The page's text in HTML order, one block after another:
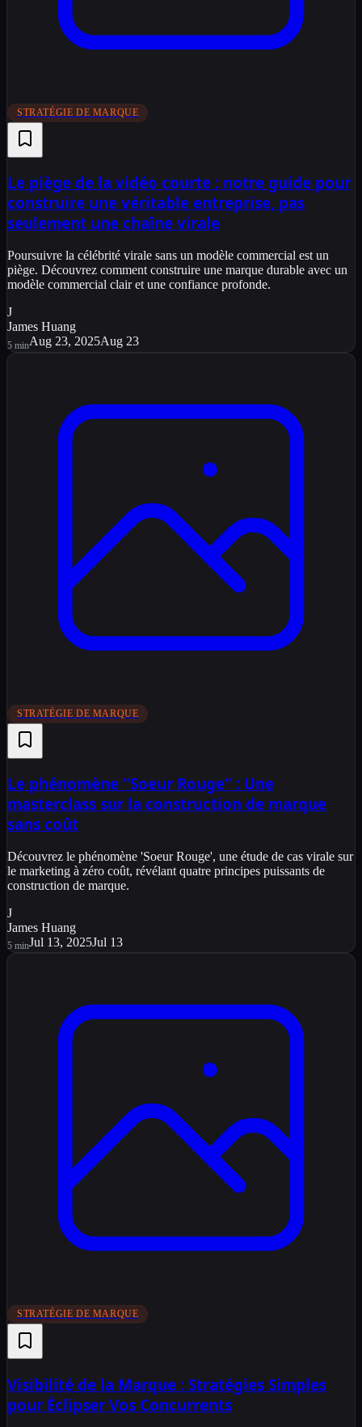
STRATÉGIE DE MARQUE
Le piège de la vidéo courte : notre guide pour
construire une véritable entreprise, pas
seulement une chaîne virale
Poursuivre la célébrité virale sans un modèle commercial est un
piège. Découvrez comment construire une marque durable avec un
modèle commercial clair et une confiance profonde.
J
James Huang
5 minAug 23, 2025Aug 23
STRATÉGIE DE MARQUE
Le phénomène "Soeur Rouge" : Une
masterclass sur la construction de marque
sans coût
Découvrez le phénomène 'Soeur Rouge', une étude de cas virale sur
le marketing à zéro coût, révélant quatre principes puissants de
construction de marque.
J
James Huang
5 minJul 13, 2025Jul 13
STRATÉGIE DE MARQUE
Visibilité de la Marque : Stratégies Simples
pour Éclipser Vos Concurrents